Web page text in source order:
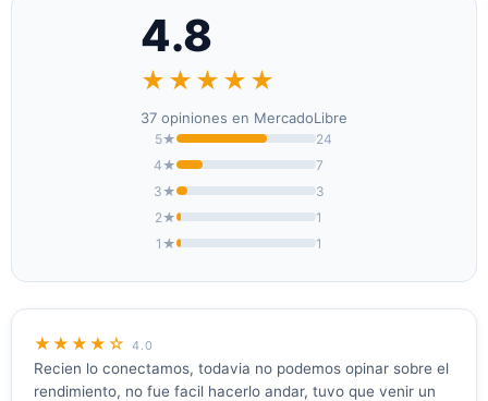
4.8
★★★★★
37 opiniones en MercadoLibre
5★
24
4★
7
3★
3
2★
1
1★
1
★★★★☆ 4.0
Recien lo conectamos, todavia no podemos opinar sobre el
rendimiento, no fue facil hacerlo andar, tuvo que venir un